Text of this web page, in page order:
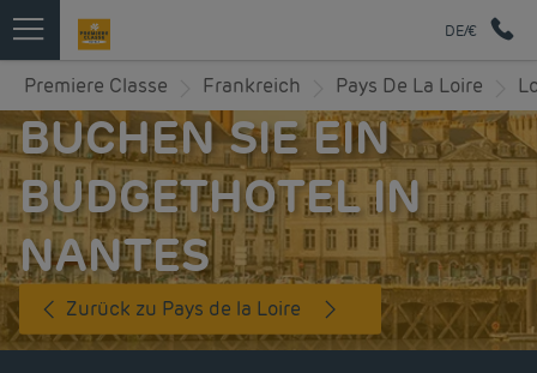
DE/€
Premiere Classe Frankreich Pays De La Loire
BUCHEN SIE EIN
BUDGETHOTEL IN
NANTES
Zurück zu Pays de la Loire